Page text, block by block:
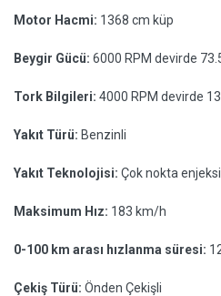
Motor Hacmi: 1368 cm küp
Beygir Gücü: 6000 RPM devirde
Tork Bilgileri: 4000 RPM devirde
Yakıt Türü: Benzinli
Yakıt Teknolojisi: Çok nokta
Maksimum Hız: 183 km/h
0-100 km arası hızlanma süresi:
Çekiş Türü: Önden Çekişli